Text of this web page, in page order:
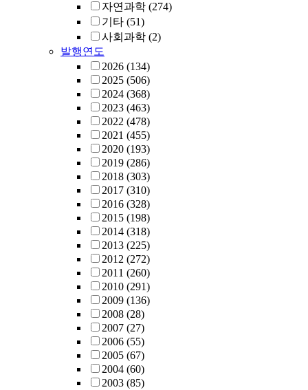
자연과학 (274)
기타 (51)
사회과학 (2)
발행연도
2026 (134)
2025 (506)
2024 (368)
2023 (463)
2022 (478)
2021 (455)
2020 (193)
2019 (286)
2018 (303)
2017 (310)
2016 (328)
2015 (198)
2014 (318)
2013 (225)
2012 (272)
2011 (260)
2010 (291)
2009 (136)
2008 (28)
2007 (27)
2006 (55)
2005 (67)
2004 (60)
2003 (85)